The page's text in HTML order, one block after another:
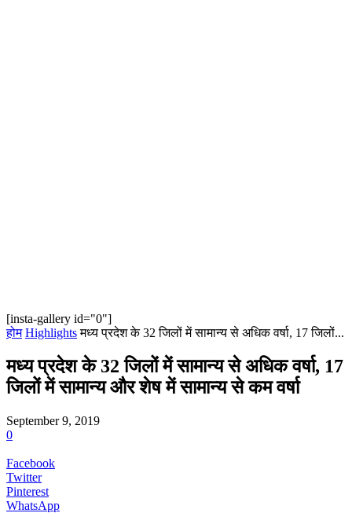
[insta-gallery id="0"]
होम Highlights मध्य प्रदेश के 32 जिलों में सामान्य से अधिक वर्षा, 17 जिलों...
मध्य प्रदेश के 32 जिलों में सामान्य से अधिक वर्षा, 17
जिलों में सामान्य और शेष में सामान्य से कम वर्षा
September 9, 2019
0
Facebook
Twitter
Pinterest
WhatsApp